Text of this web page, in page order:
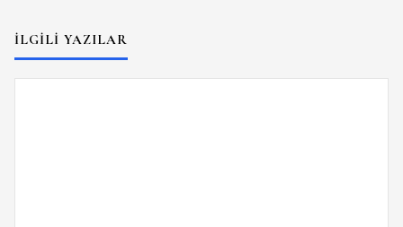
İLGILI YAZILAR